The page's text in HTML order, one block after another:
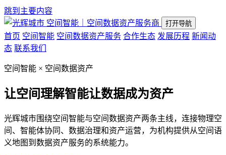
跳到主要内容
空间智能｜空间数据资产服务商
打开导航
首页 空间智能 空间数据资产服务 合作生态 发展历程 新闻动
态 联系我们
空间智能 × 空间数据资产
让空间理解智能让数据成为资产
光辉城市围绕空间智能与空间数据资产两条主线，连接物理空
间、智能体协同、数据治理和资产运营，为机构提供从空间语
义地图到数据资产服务的系统能力。